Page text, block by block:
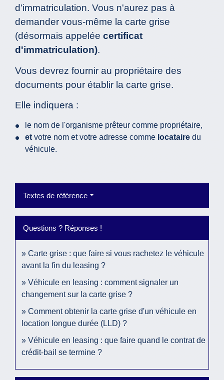
d'immatriculation. Vous n'aurez pas à
demander vous-même la carte grise
(désormais appelée certificat
d'immatriculation).
Vous devrez fournir au propriétaire des
documents pour établir la carte grise.
Elle indiquera :
le nom de l'organisme prêteur comme propriétaire,
et votre nom et votre adresse comme locataire du
véhicule.
Textes de référence
Questions ? Réponses !
Carte grise : que faire si vous rachetez le véhicule
avant la fin du leasing ?
Véhicule en leasing : comment signaler un
changement sur la carte grise ?
Comment obtenir la carte grise d'un véhicule en
location longue durée (LLD) ?
Véhicule en leasing : que faire quand le contrat de
crédit-bail se termine ?